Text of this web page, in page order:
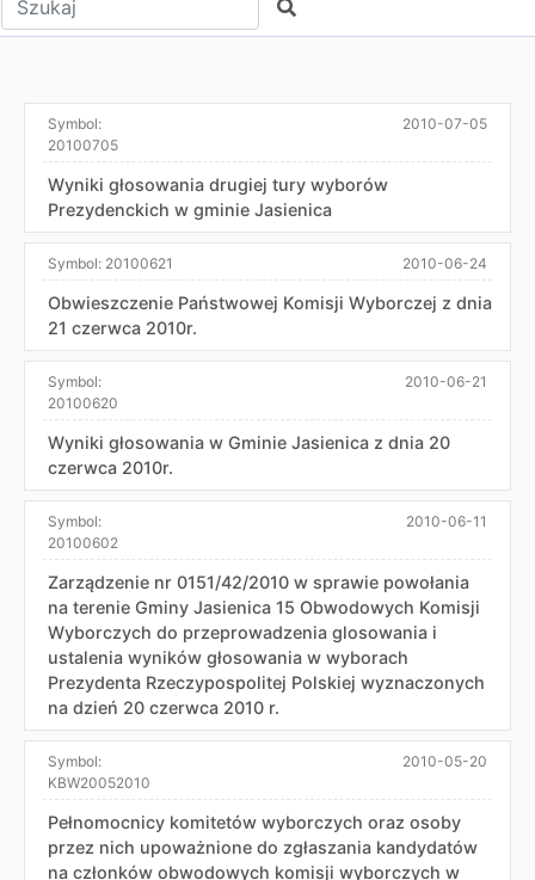
Szukaj
Symbol:
20100705
2010-07-05
Wyniki głosowania drugiej tury wyborów
Prezydenckich w gminie Jasienica
Symbol: 20100621 2010-06-24
Obwieszczenie Państwowej Komisji Wyborczej z dnia
21 czerwca 2010r.
Symbol:
20100620
2010-06-21
Wyniki głosowania w Gminie Jasienica z dnia 20
czerwca 2010r.
Symbol:
20100602
2010-06-11
Zarządzenie nr 0151/42/2010 w sprawie powołania
na terenie Gminy Jasienica 15 Obwodowych Komisji
Wyborczych do przeprowadzenia glosowania i
ustalenia wyników głosowania w wyborach
Prezydenta Rzeczypospolitej Polskiej wyznaczonych
na dzień 20 czerwca 2010 r.
Symbol:
KBW20052010
2010-05-20
Pełnomocnicy komitetów wyborczych oraz osoby
przez nich upoważnione do zgłaszania kandydatów
na członków obwodowych komisji wyborczych w